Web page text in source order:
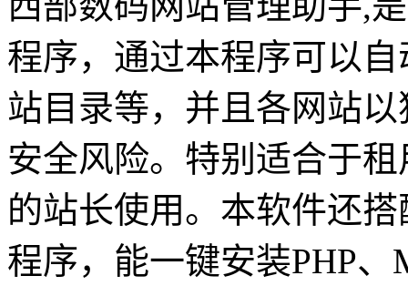
程序，通过本程序可以
站目录等，并且各网站
安全风险。特别适合于
的站长使用。本软件还
程序，能一键安装PHP、